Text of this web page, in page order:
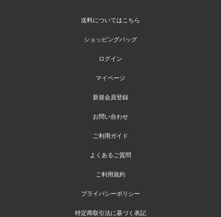
送料についてはこちら
ショッピングバッグ
ログイン
マイページ
新規会員登録
お問い合わせ
ご利用ガイド
よくあるご質問
ご利用規約
プライバシーポリシー
特定商取引法に基づく表記